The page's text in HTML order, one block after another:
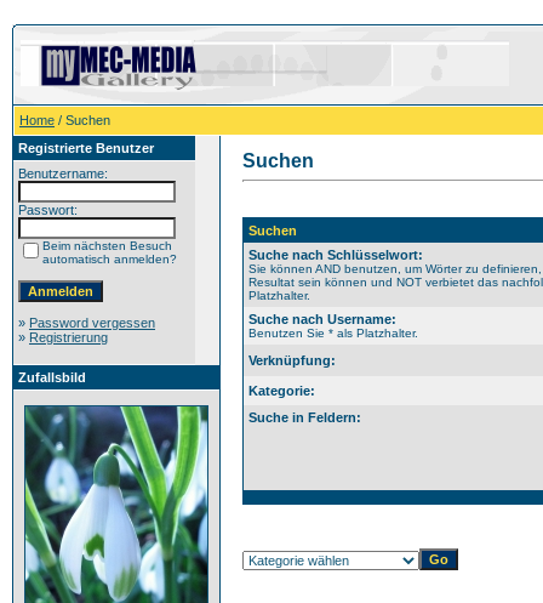
Home / Suchen
Registrierte Benutzer
Benutzername:
Passwort:
Beim nächsten Besuch
automatisch anmelden?
» Password vergessen
» Registrierung
Zufallsbild
Suchen
Suchen
Suche nach Schlüsselwort:
Sie können AND benutzen, um Wörter zu
Resultat sein können und NOT verbietet das
Platzhalter.
Suche nach Username:
Benutzen Sie * als Platzhalter.
Verknüpfung:
Kategorie:
Suche in Feldern: